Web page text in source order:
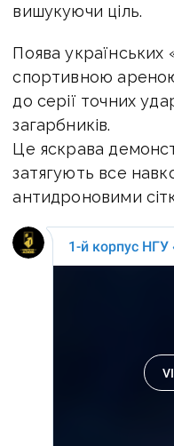
вишукуючи ціль.
Поява
спортивною
до серії точних
загарбників.
Це яскрава
затягують все
антидроновими